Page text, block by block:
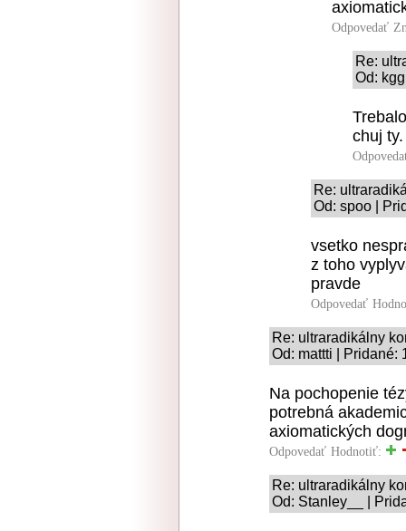
Odpovedať
Re:
Od:
chuj ty.
Re:
Od: spoo |
vsetko
z toho
pravde
Odpovedať
Re: ultraradikálny
Od: mattti | Pridané:
Na pochopenie
potrebná
axiomatických
Odpovedať Hodnotiť:
Re: ultraradikálny
Od: Stanley__ |